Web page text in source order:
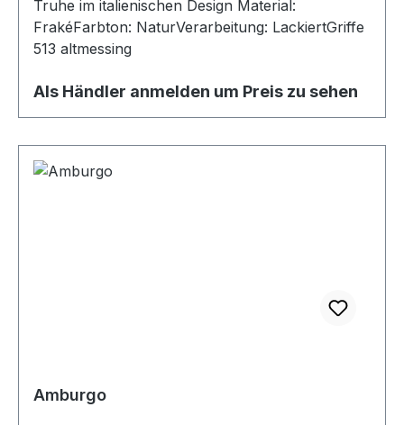
Truhe im italienischen Design Material:
FrakéFarbton: NaturVerarbeitung: LackiertGriffe
513 altmessing
Als Händler anmelden um Preis zu sehen
Amburgo